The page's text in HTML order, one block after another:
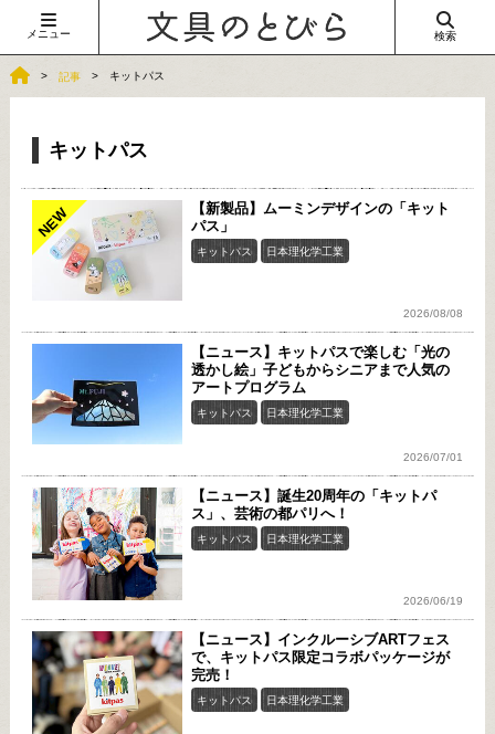
メニュー 検索
記事 キットパス
キットパス
NEW
【新製品】ムーミンデザインの「キット
パス」
キットパス 日本理化学工業
2026/08/08
【ニュース】キットパスで楽しむ「光の
透かし絵」子どもからシニアまで人気の
アートプログラム
キットパス 日本理化学工業
2026/07/01
【ニュース】誕生20周年の「キットパ
ス」、芸術の都パリへ！
キットパス 日本理化学工業
2026/06/19
【ニュース】インクルーシブARTフェス
で、キットパス限定コラボパッケージが
完売！
キットパス 日本理化学工業